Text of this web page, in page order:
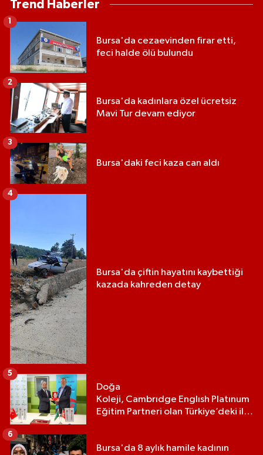
Trend Haberler
Bursa'da cezaevinden firar etti,
feci halde ölü bulundu
1
Bursa'da kadınlara özel ücretsiz
Mavi Tur devam ediyor
2
Bursa'daki feci kaza can aldı
3
Bursa'da çiftin hayatını kaybettiği
kazada kahreden detay
4
Doğa
Koleji, Cambrıdge Englısh Platınum
Eğitim Partneri olan Türkiye’deki ilk
5
Bursa'da 8 aylık hamile kadının
6